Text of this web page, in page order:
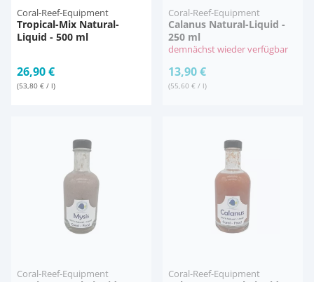
Coral-Reef-Equipment
Tropical-Mix Natural-
Liquid - 500 ml
26,90 €
(53,80 € / l)
Coral-Reef-Equipment
Calanus Natural-Liquid -
250 ml
demnächst wieder verfügbar
13,90 €
(55,60 € / l)
Coral-Reef-Equipment Coral-Reef-Equipment